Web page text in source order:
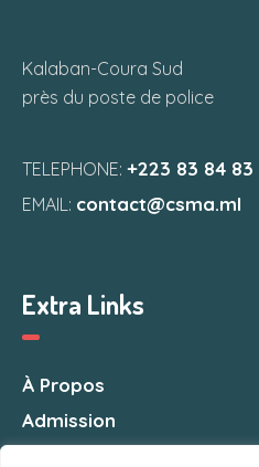
Kalaban-Coura Sud
près du poste de police
TELEPHONE:+223 83 84 83
EMAIL: contact@csma.ml
Extra Links
À Propos
Admission